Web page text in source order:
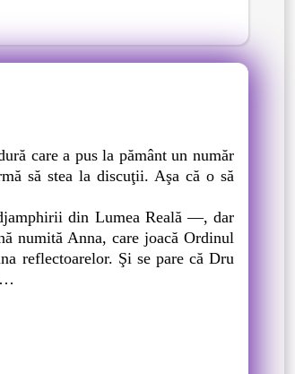
care a pus la pământ un număr
să stea la discuţii. Aşa că o să
din Lumea Reală —, dar
numită Anna, care joacă Ordinul
reflectoarelor. Şi se pare că Dru